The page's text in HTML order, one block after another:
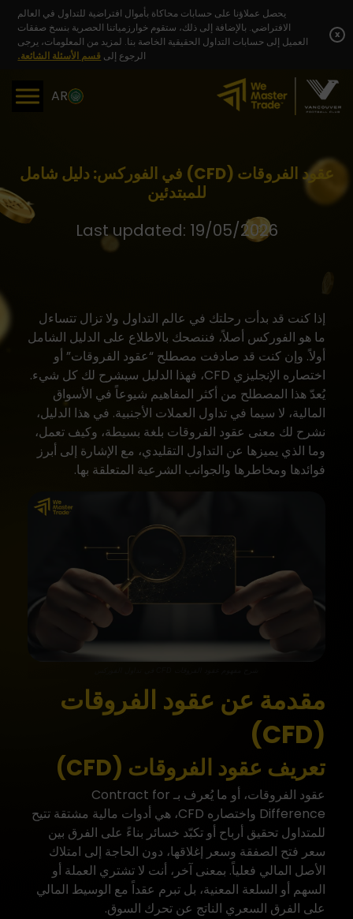
content
يحصل عملاؤنا على حسابات محاكاة بأموال افتراضية للتداول في العالم
الافتراضي. بالإضافة إلى ذلك، ستقوم خوارزمياتنا الحصرية بنسخ صفقات
العميل إلى حسابات التداول الحقيقية الخاصة بنا. لمزيد من المعلومات، يرجى
الرجوع إلى قسم الأسئلة الشائعة.
x
AR
عقود الفروقات (CFD) في الفوركس: دليل شامل
للمبتدئين
Last updated: 19/05/2026
إذا كنت قد بدأت رحلتك في عالم التداول ولا تزال تتساءل
ما هو الفوركس أصلاً، فننصحك بالاطلاع على الدليل الشامل
أولاً. وإن كنت قد صادفت مصطلح “عقود الفروقات” أو
اختصاره الإنجليزي CFD، فهذا الدليل سيشرح لك كل شيء.
يُعدّ هذا المصطلح من أكثر المفاهيم شيوعاً في الأسواق
المالية، لا سيما في تداول العملات الأجنبية. في هذا الدليل،
نشرح لك معنى عقود الفروقات بلغة بسيطة، وكيف تعمل،
وما الذي يميزها عن التداول التقليدي، مع الإشارة إلى أبرز
فوائدها ومخاطرها والجوانب الشرعية المتعلقة بها.
مقدمة عن عقود الفروقات
(CFD)
تعريف عقود الفروقات (CFD)
عقود الفروقات، أو ما يُعرف بـ Contract for
Difference واختصاره CFD، هي أدوات مالية مشتقة تتيح
للمتداول تحقيق أرباح أو تكبّد خسائر بناءً على الفرق بين
سعر فتح الصفقة وسعر إغلاقها، دون الحاجة إلى امتلاك
الأصل المالي فعلياً. بمعنى آخر، أنت لا تشتري العملة أو
السهم أو السلعة المعنية، بل تبرم عقداً مع الوسيط المالي
على الفرق السعري الناتج عن تحرك السوق.